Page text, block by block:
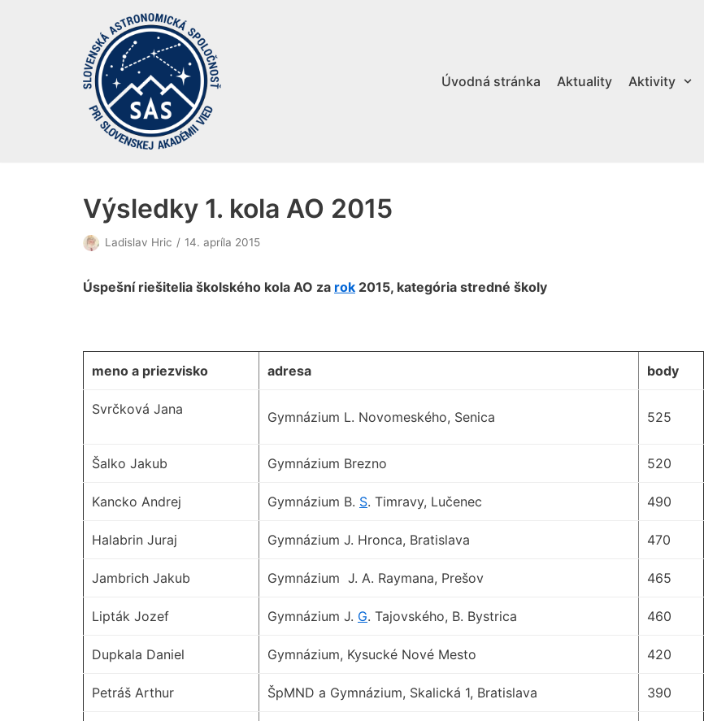
Úvodná stránka Aktuality Aktivity
Výsledky 1. kola AO 2015
Ladislav Hric 14. apríla 2015
Úspešní riešitelia školského kola AO za rok 2015, kategória stredné školy
meno a priezvisko adresa body
Svrčková Jana Gymnázium L. Novomeského, Senica 525
Šalko Jakub Gymnázium Brezno 520
Kancko Andrej Gymnázium B. S. Timravy, Lučenec 490
Halabrin Juraj Gymnázium J. Hronca, Bratislava 470
Jambrich Jakub Gymnázium J. A. Raymana, Prešov 465
Lipták Jozef Gymnázium J. G. Tajovského, B. Bystrica 460
Dupkala Daniel Gymnázium, Kysucké Nové Mesto 420
Petráš Arthur ŠpMND a Gymnázium, Skalická 1, Bratislava 390